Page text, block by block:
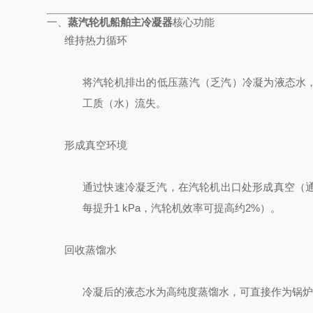
一、蒸汽轮机船舶主冷凝器核心功能
维持热力循环
将汽轮机排出的低压蒸汽（乏汽）冷凝为液态
工质（水）流失。
形成真空环境
通过快速冷凝乏汽，在汽轮机出口处形成真空（
每提升1 kPa，汽轮机效率可提高约2%）。
回收蒸馏水
冷凝后的液态水为高纯度蒸馏水，可直接作为锅